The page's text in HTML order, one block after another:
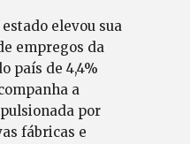
elevou sua
empregos da
país de 4,4%
a
por
fábricas e